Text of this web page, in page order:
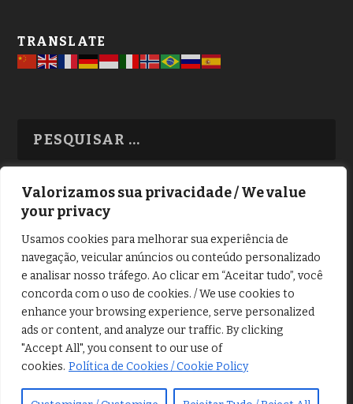
Valorizamos sua privacidade / We value
your privacy
Usamos cookies para melhorar sua experiência de
navegação, veicular anúncios ou conteúdo personalizado
e analisar nosso tráfego. Ao clicar em “Aceitar tudo”, você
concorda com o uso de cookies. / We use cookies to
enhance your browsing experience, serve personalized
ads or content, and analyze our traffic. By clicking
"Accept All", you consent to our use of
cookies. Política de Cookies / Cookie Policy
TRANSLATE
TODAS OS ASSUNTOS
Copyright © Alô Tatuapé 2013 / 2026
Desenvolvido por ALOSP MKT DIGITAL